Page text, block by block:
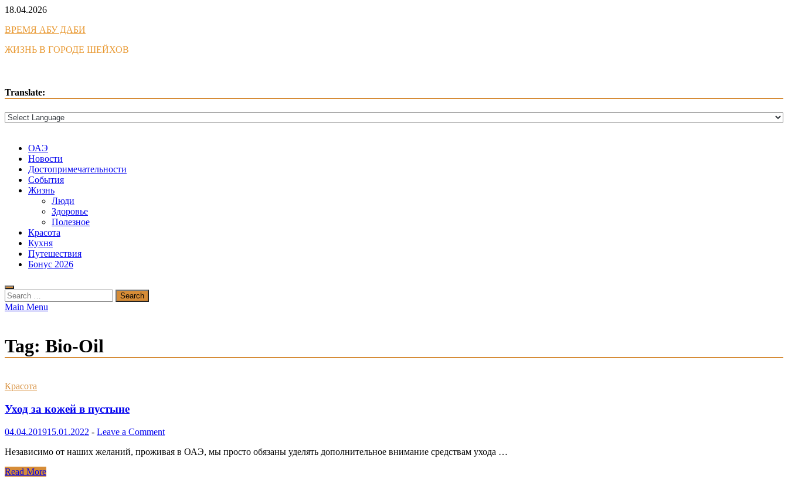
Skip
content
18.04.2026
ВРЕМЯ АБУ ДАБИ
ЖИЗНЬ В ГОРОДЕ ШЕЙХОВ
Translate:
ОАЭ
Новости
Достопримечательности
События
Жизнь
Люди
Здоровье
Полезное
Красота
Кухня
Путешествия
Бонус 2026
Search
for:
Main Menu
Tag: Bio-Oil
Красота
Уход за кожей в пустыне
04.04.201915.01.2022 - Leave a Comment
Независимо от наших желаний, проживая в ОАЭ, мы просто обязаны уделять дополнительное внимание средствам ухода …
Уход
Read More